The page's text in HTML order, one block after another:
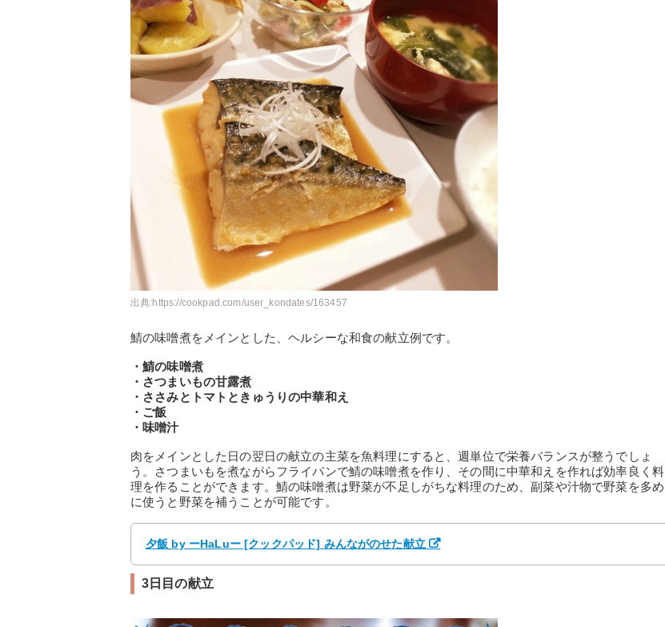
出典:https://cookpad.com/user_kondates/163457
鯖の味噌煮をメインとした、ヘルシーな和食の献立例です。
・鯖の味噌煮
・さつまいもの甘露煮
・ささみとトマトときゅうりの中華和え
・ご飯
・味噌汁
肉をメインとした日の翌日の献立の主菜を魚料理にすると、週単位で栄養バランスが整うでしょ
う。さつまいもを煮ながらフライパンで鯖の味噌煮を作り、その間に中華和えを作れば効率良く料
理を作ることができます。鯖の味噌煮は野菜が不足しがちな料理のため、副菜や汁物で野菜を多め
に使うと野菜を補うことが可能です。
夕飯 by ーHaLuー [クックパッド] みんながのせた献立
3日目の献立